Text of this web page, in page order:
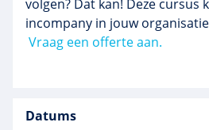
volgen? Dat kan! Deze cursus
incompany in jouw
Vraag een offerte aan.
Datums